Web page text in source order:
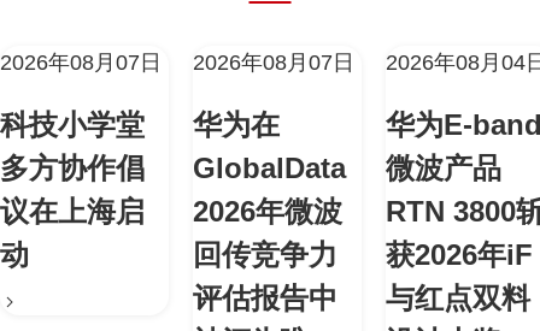
2026年08月07日
科技小学堂
多方协作倡
议在上海启
动
2026年08月07日
华为在
GlobalData
2026年微波
回传竞争力
评估报告中
2026年08月04
华为E-
微波产品
RTN 3800
获2026年iF
与红点双料